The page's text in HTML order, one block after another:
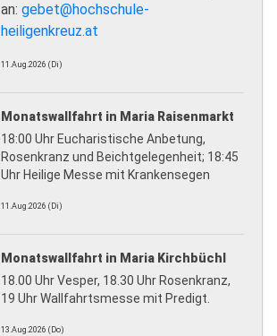
an: gebet@hochschule-
heiligenkreuz.at
11.Aug.2026 (Di)
Monatswallfahrt in Maria Raisenmarkt
18:00 Uhr Eucharistische Anbetung,
Rosenkranz und Beichtgelegenheit; 18:45
Uhr Heilige Messe mit Krankensegen
11.Aug.2026 (Di)
Monatswallfahrt in Maria Kirchbüchl
18.00 Uhr Vesper, 18.30 Uhr Rosenkranz,
19 Uhr Wallfahrtsmesse mit Predigt.
13.Aug.2026 (Do)